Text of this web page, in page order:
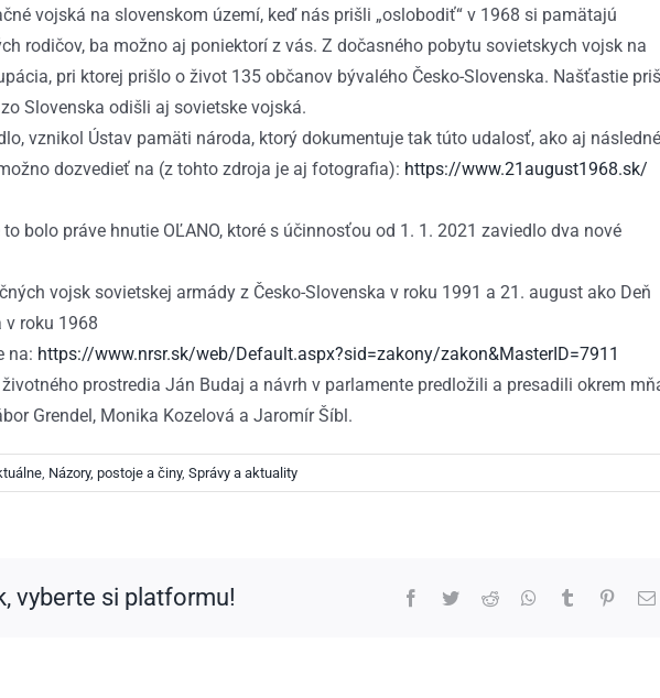
vojská na slovenskom území, keď nás prišli „oslobodiť“ v 1968 si pamätajú
rodičov, ba možno aj poniektorí z vás. Z dočasného pobytu sovietskych vojsk na
pri ktorej prišlo o život 135 občanov bývalého Česko-Slovenska. Našťastie
Slovenska odišli aj sovietske vojská.
vznikol Ústav pamäti národa, ktorý dokumentuje tak túto udalosť, ako aj následné
dozvedieť na (z tohto zdroja je aj fotografia): https://www.21august1968.sk/
bolo práve hnutie OĽANO, ktoré s účinnosťou od 1. 1. 2021 zaviedlo dva nové
vojsk sovietskej armády z Česko-Slovenska v roku 1991 a 21. august ako Deň
v roku 1968
na: https://www.nrsr.sk/web/Default.aspx?sid=zakony/zakon&MasterID=7911
prostredia Ján Budaj a návrh v parlamente predložili a presadili okrem
Grendel, Monika Kozelová a Jaromír Šíbl.
, Názory, postoje a činy, Správy a aktuality
vyberte si platformu! Facebook
TwitterReddit WhatsApp
Tumblr